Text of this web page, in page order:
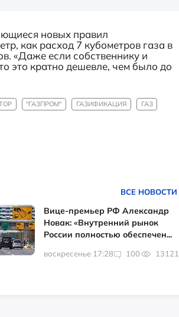
новых правил
как расход 7 кубометров газа в
«Даже если собственнику и
это кратно дешевле, чем было до
"ГАЗПРОМ" ГАЗИФИКАЦИЯ
ГАЗ
ВСЕ НОВОСТИ
Вице-премьер РФ Александр
Новак: «Внутренний рынок
России полностью обеспечен...
воскресенье 17:28 100 13121